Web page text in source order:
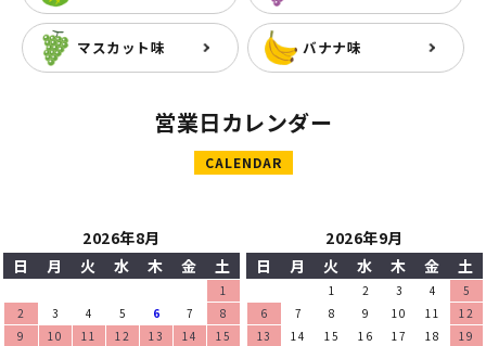
マスカット味 バナナ味
営業日カレンダー
CALENDAR
2026年8月
日
月 火 水 木 金 土
1
2
3 4 5 6 7
8
9
10 11 12 13 14
15
2026年9月
日
月 火 水 木 金 土
1 2 3 4
5
6
7 8 9 10 11
12
13
14 15 16 17 18
19